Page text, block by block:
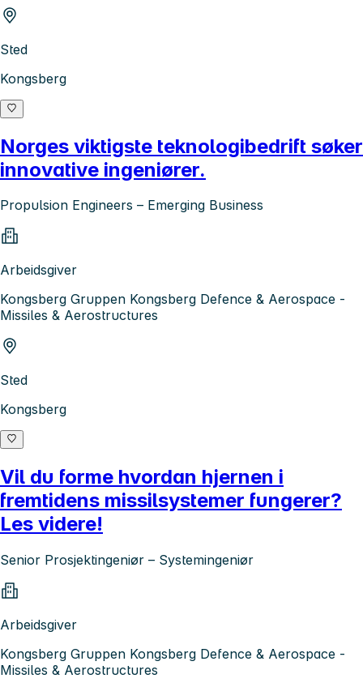
Sted
Kongsberg
Norges viktigste teknologibedrift søker
innovative ingeniører.
Propulsion Engineers – Emerging Business
Arbeidsgiver
Kongsberg Gruppen Kongsberg Defence & Aerospace -
Missiles & Aerostructures
Sted
Kongsberg
Vil du forme hvordan hjernen i
fremtidens missilsystemer fungerer?
Les videre!
Senior Prosjektingeniør – Systemingeniør
Arbeidsgiver
Kongsberg Gruppen Kongsberg Defence & Aerospace -
Missiles & Aerostructures